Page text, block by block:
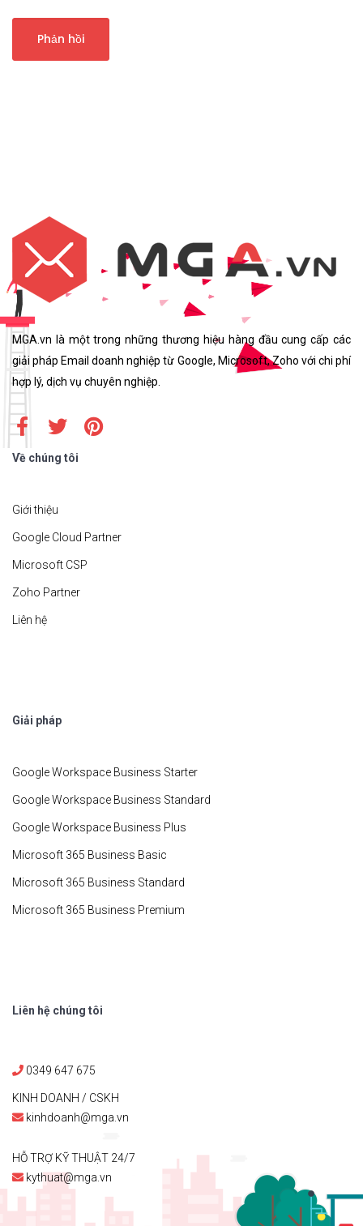
MGA.vn là một trong những thương hiệu hàng đầu cung cấp các
giải pháp Email doanh nghiệp từ Google, Microsoft, Zoho với chi phí
hợp lý, dịch vụ chuyên nghiệp.
Về chúng tôi
Giới thiệu
Google Cloud Partner
Microsoft CSP
Zoho Partner
Liên hệ
Giải pháp
Google Workspace Business Starter
Google Workspace Business Standard
Google Workspace Business Plus
Microsoft 365 Business Basic
Microsoft 365 Business Standard
Microsoft 365 Business Premium
Liên hệ chúng tôi
0349 647 675
KINH DOANH / CSKH
kinhdoanh@mga.vn
HỖ TRỢ KỸ THUẬT 24/7
kythuat@mga.vn